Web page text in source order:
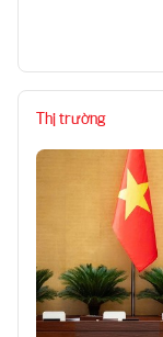
Thị trường